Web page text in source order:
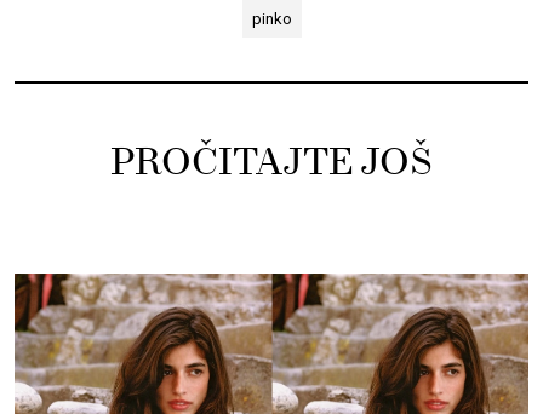
pinko
PROČITAJTE JOŠ